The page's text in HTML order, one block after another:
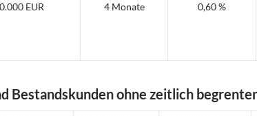
EUR 4 Monate 0,60 %
ohne zeitlich